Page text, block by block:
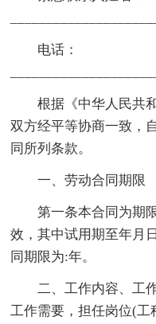
电话：
根据《中华人民共
双方经平等协商一致，
同所列条款。
一、劳动合同期限
第一条本合同为期
效，其中试用期至年月
同期限为:年。
二、工作内容、工
工作需要，担任岗位(工